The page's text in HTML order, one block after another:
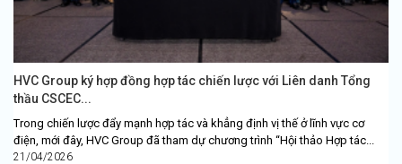
HVC Group ký hợp đồng hợp tác chiến lược với Liên danh Tổng
thầu CSCEC...
Trong chiến lược đẩy mạnh hợp tác và khẳng định vị thế ở lĩnh vực cơ
điện, mới đây, HVC Group đã tham dự chương trình “Hội thảo Hợp tác...
21/04/2026